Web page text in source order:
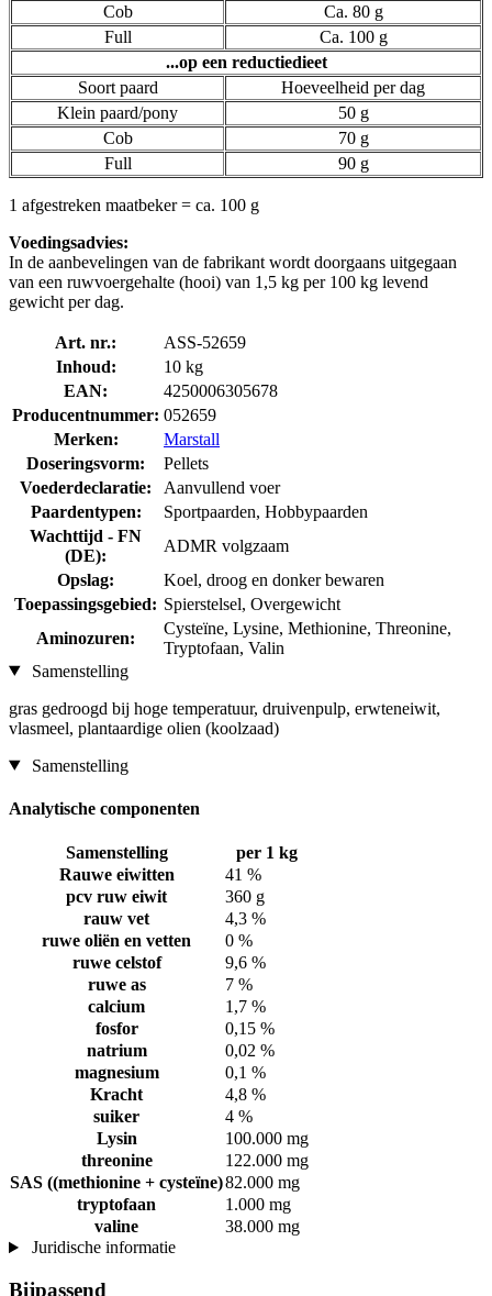
Cob
Ca. 80 g
Full
Ca. 100 g
...op een reductiedieet
Soort paard
Hoeveelheid per dag
Klein paard/pony
50 g
Cob
70 g
Full
90 g
1 afgestreken maatbeker = ca. 100 g
Voedingsadvies:
In de aanbevelingen van de fabrikant wordt doorgaans uitgegaan
van een ruwvoergehalte (hooi) van 1,5 kg per 100 kg levend
gewicht per dag.
Art. nr.:
ASS-52659
Inhoud:
10 kg
EAN:
4250006305678
Producentnummer: 052659
Merken:
Marstall
Doseringsvorm:
Pellets
Voederdeclaratie:
Aanvullend voer
Paardentypen:
Sportpaarden, Hobbypaarden
Wachttijd - FN
(DE):
ADMR volgzaam
Opslag:
Koel, droog en donker bewaren
Toepassingsgebied: Spierstelsel, Overgewicht
Aminozuren:
Cysteïne, Lysine, Methionine, Threonine,
Tryptofaan, Valin
Samenstelling
gras gedroogd bij hoge temperatuur, druivenpulp, erwteneiwit,
vlasmeel, plantaardige olien (koolzaad)
Samenstelling
Analytische componenten
Samenstelling
per 1 kg
Rauwe eiwitten
41 %
pcv ruw eiwit
360 g
rauw vet
4,3 %
ruwe oliën en vetten
0 %
ruwe celstof
9,6 %
ruwe as
7 %
calcium
1,7 %
fosfor
0,15 %
natrium
0,02 %
magnesium
0,1 %
Kracht
4,8 %
suiker
4 %
Lysin
100.000 mg
threonine
122.000 mg
SAS ((methionine + cysteïne)82.000 mg
tryptofaan
1.000 mg
valine
38.000 mg
Juridische informatie
Bijpassend